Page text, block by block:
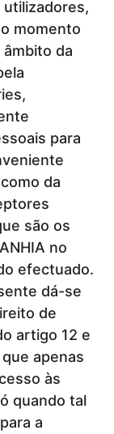
momento
da
para
da
são os
no
efectuado.
dá-se
de
artigo 12 e
apenas
às
quando tal
a